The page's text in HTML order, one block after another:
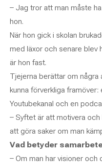
– Jag tror att man måste
hon.
När hon gick i skolan
med läxor och senare blev
är hon fast.
Tjejerna berättar om
kunna förverkliga
Youtubekanal och en
– Syftet är att motivera och
att göra saker om man
Vad betyder
– Om man har visioner och